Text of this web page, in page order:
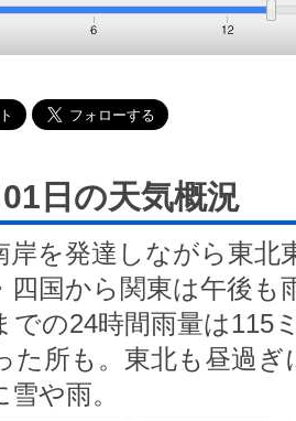
日の天気概況
岸を発達しながら東北
四国から関東は午後も
での24時間雨量は115
た所も。東北も昼過
や雨。